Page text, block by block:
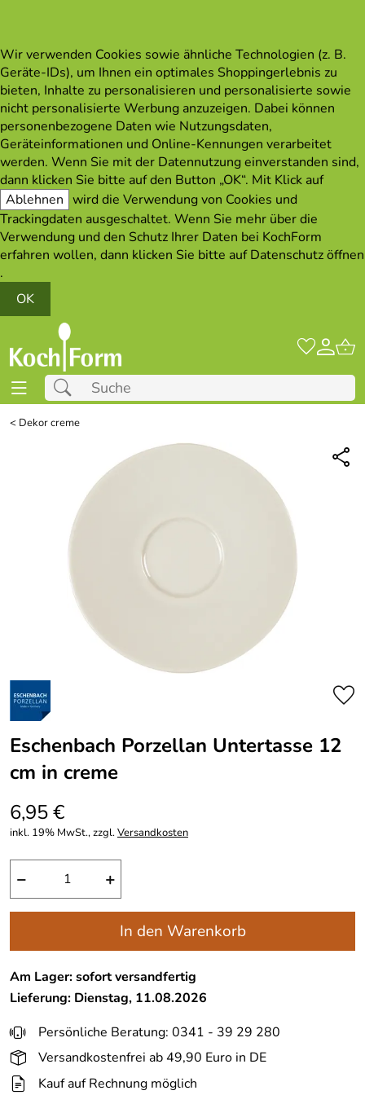
Wir verwenden Cookies sowie ähnliche Technologien (z. B.
Geräte-IDs), um Ihnen ein optimales Shoppingerlebnis zu
bieten, Inhalte zu personalisieren und personalisierte sowie
nicht personalisierte Werbung anzuzeigen. Dabei können
personenbezogene Daten wie Nutzungsdaten,
Geräteinformationen und Online-Kennungen verarbeitet
werden. Wenn Sie mit der Datennutzung einverstanden sind,
dann klicken Sie bitte auf den Button „OK“. Mit Klick auf
Ablehnen wird die Verwendung von Cookies und
Trackingdaten ausgeschaltet. Wenn Sie mehr über die
Verwendung und den Schutz Ihrer Daten bei KochForm
erfahren wollen, dann klicken Sie bitte aufDatenschutz öffnen
.
OK
< Dekor creme
Eschenbach Porzellan Untertasse 12
cm in creme
6,95 €
inkl. 19% MwSt., zzgl.Versandkosten
− +
In den Warenkorb
Am Lager: sofort versandfertig
Lieferung: Dienstag, 11.08.2026
Persönliche Beratung: 0341 - 39 29 280
Versandkostenfrei ab 49,90 Euro in DE
Kauf auf Rechnung möglich